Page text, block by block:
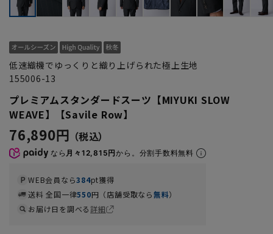
低速織機でゆっくりと織り上げられた極上生地
155006-13
プレミアムスタンダードスーツ【MIYUKI SLOW
WEAVE】【Savile Row】
76,890円
なら 月々12,815円から。分割手数料無料
WEB会員なら384pt獲得
送料 全国一律550円（店舗受取なら無料）
お届け日を調べる詳細